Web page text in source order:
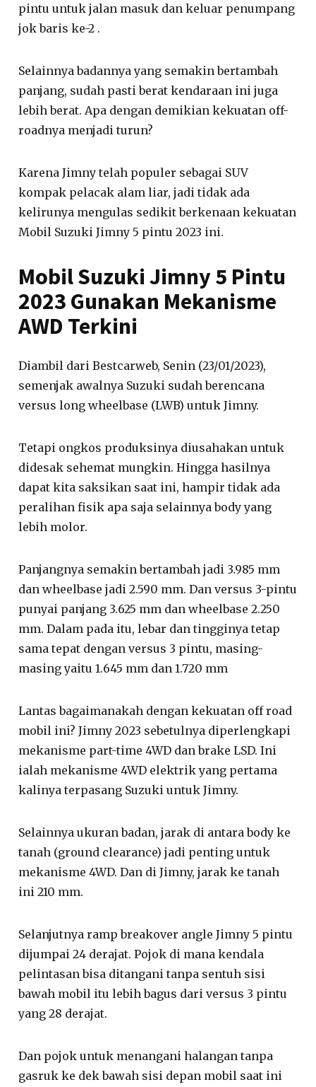
pintu untuk jalan masuk dan keluar penumpang
jok baris ke-2 .
Selainnya badannya yang semakin bertambah
panjang, sudah pasti berat kendaraan ini juga
lebih berat. Apa dengan demikian kekuatan off-
roadnya menjadi turun?
Karena Jimny telah populer sebagai SUV
kompak pelacak alam liar, jadi tidak ada
kelirunya mengulas sedikit berkenaan kekuatan
Mobil Suzuki Jimny 5 pintu 2023 ini.
Mobil Suzuki Jimny 5 Pintu
2023 Gunakan Mekanisme
AWD Terkini
Diambil dari Bestcarweb, Senin (23/01/2023),
semenjak awalnya Suzuki sudah berencana
versus long wheelbase (LWB) untuk Jimny.
Tetapi ongkos produksinya diusahakan untuk
didesak sehemat mungkin. Hingga hasilnya
dapat kita saksikan saat ini, hampir tidak ada
peralihan fisik apa saja selainnya body yang
lebih molor.
Panjangnya semakin bertambah jadi 3.985 mm
dan wheelbase jadi 2.590 mm. Dan versus 3-pintu
punyai panjang 3.625 mm dan wheelbase 2.250
mm. Dalam pada itu, lebar dan tingginya tetap
sama tepat dengan versus 3 pintu, masing-
masing yaitu 1.645 mm dan 1.720 mm
Lantas bagaimanakah dengan kekuatan off road
mobil ini? Jimny 2023 sebetulnya diperlengkapi
mekanisme part-time 4WD dan brake LSD. Ini
ialah mekanisme 4WD elektrik yang pertama
kalinya terpasang Suzuki untuk Jimny.
Selainnya ukuran badan, jarak di antara body ke
tanah (ground clearance) jadi penting untuk
mekanisme 4WD. Dan di Jimny, jarak ke tanah
ini 210 mm.
Selanjutnya ramp breakover angle Jimny 5 pintu
dijumpai 24 derajat. Pojok di mana kendala
pelintasan bisa ditangani tanpa sentuh sisi
bawah mobil itu lebih bagus dari versus 3 pintu
yang 28 derajat.
Dan pojok untuk menangani halangan tanpa
gasruk ke dek bawah sisi depan mobil saat ini